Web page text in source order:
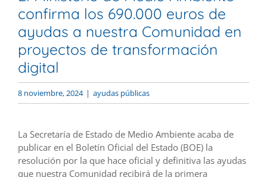
confirma los 690.000 euros de
ayudas a nuestra Comunidad en
proyectos de transformación
digital
8 noviembre, 2024 | ayudas públicas
La Secretaría de Estado de Medio Ambiente acaba de
publicar en el Boletín Oficial del Estado (BOE) la
resolución por la que hace oficial y definitiva las ayudas
que nuestra Comunidad recibirá de la primera